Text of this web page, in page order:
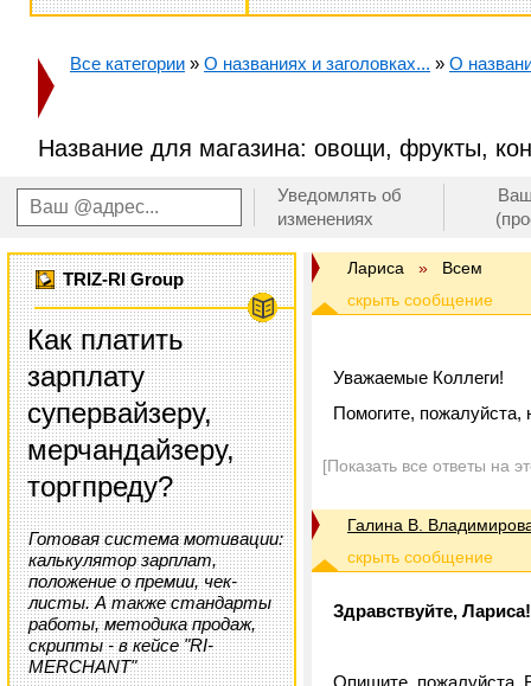
Все категории » О названиях и заголовках... » О
Название для магазина: овощи, фрукты,
Уведомлять об
изменениях
TRIZ-RI Group
Как платить
зарплату
супервайзеру,
мерчандайзеру,
торгпреду?
Готовая система мотивации:
калькулятор зарплат,
положение о премии, чек-
листы. А также стандарты
работы, методика продаж,
скрипты - в кейсе "RI-
MERCHANT"
Лариса » Всем
Уважаемые Коллеги!
Помогите, пожалуйста,
[Показать все ответы на
Галина В.
Здравствуйте, Лариса!
Опишите, пожалуйста,